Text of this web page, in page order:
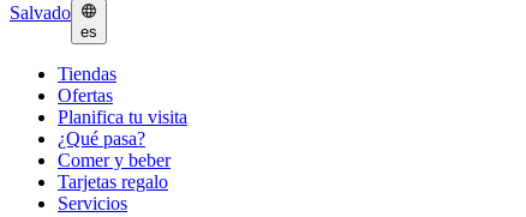
Salvado
es
Tiendas
Ofertas
Planifica tu visita
¿Qué pasa?
Comer y beber
Tarjetas regalo
Servicios